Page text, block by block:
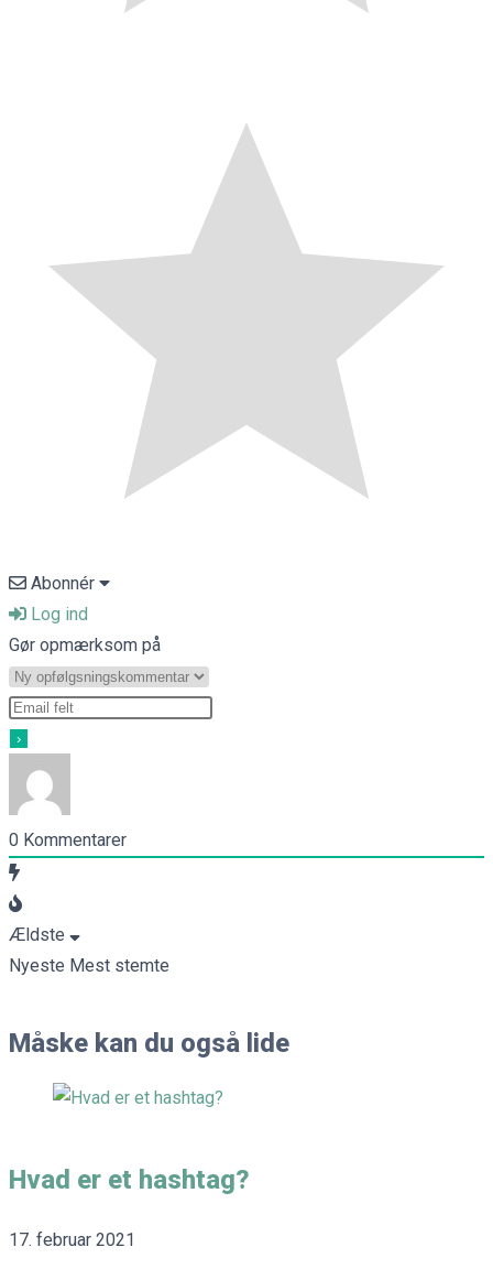
Abonnér
Log ind
Gør opmærksom på
0 Kommentarer
Ældste
Nyeste Mest stemte
Måske kan du også lide
Hvad er et hashtag?
17. februar 2021